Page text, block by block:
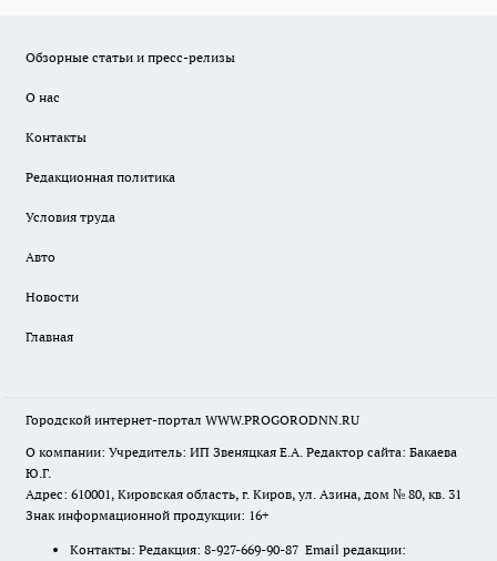
Обзорные статьи и пресс-релизы
О нас
Контакты
Редакционная политика
Условия труда
Авто
Новости
Главная
Городской интернет-портал WWW.PROGORODNN.RU
О компании: Учредитель: ИП Звеняцкая Е.А. Редактор сайта: Бакаева
Ю.Г.
Адрес: 610001, Кировская область, г. Киров, ул. Азина, дом № 80, кв. 31
Знак информационной продукции: 16+
Контакты: Редакция: 8-927-669-90-87 Email редакции: